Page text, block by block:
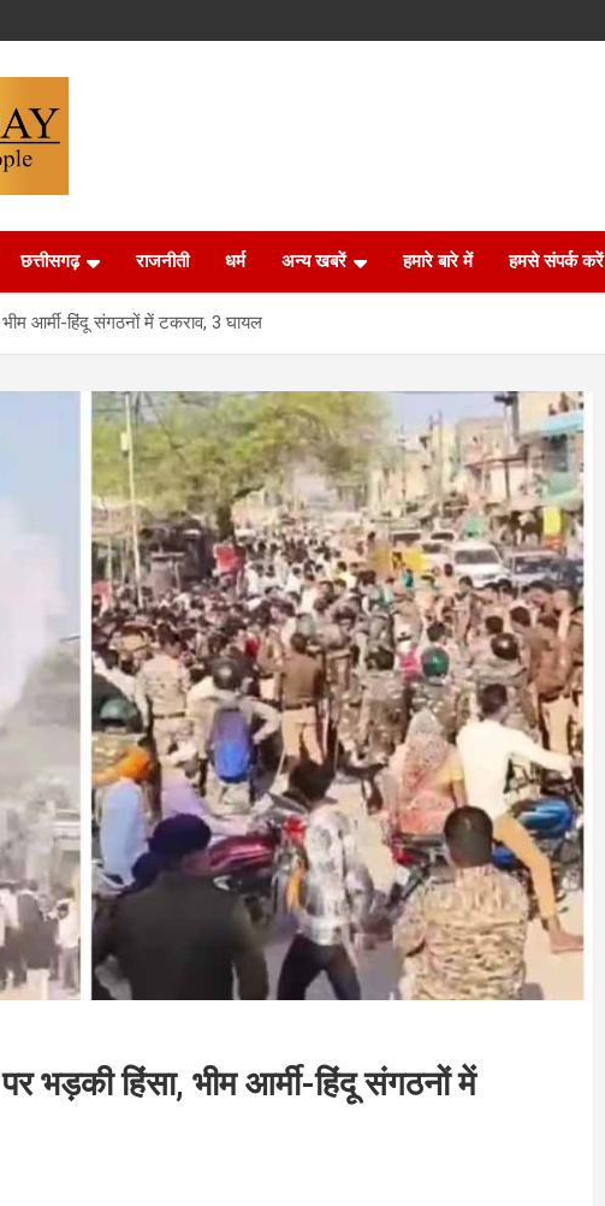
छत्तीसगढ़ राजनीती धर्म अन्य खबरें हमारे बारे में हमसे संपर्क करें
भीम आर्मी-हिंदू संगठनों में टकराव, 3 घायल
भड़की हिंसा, भीम आर्मी-हिंदू संगठनों में